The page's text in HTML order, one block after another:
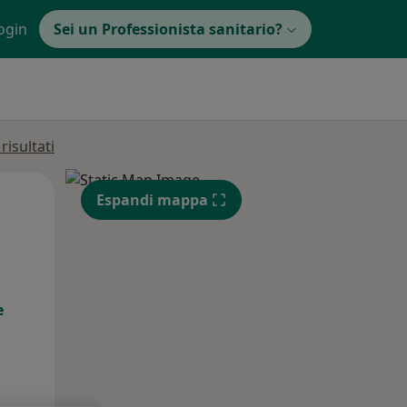
Sei un Professionista sanitario?
Mar, Mer,
12 Ago
Espandi mappa